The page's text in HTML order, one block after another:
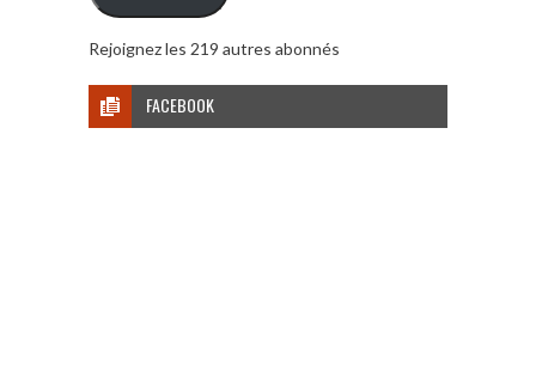
Rejoignez les 219 autres abonnés
FACEBOOK